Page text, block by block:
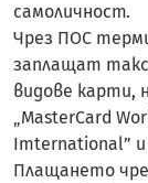
самоличност.
Чрез ПОС
заплащат
видове карти,
„MasterCard
Imternational” и
Плащането